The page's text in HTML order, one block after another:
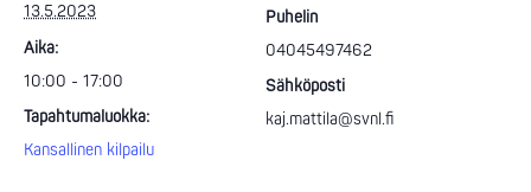
13.5.2023
Aika:
10:00 - 17:00
Tapahtumaluokka:
Kansallinen kilpailu
Puhelin
04045497462
Sähköposti
kaj.mattila@svnl.fi